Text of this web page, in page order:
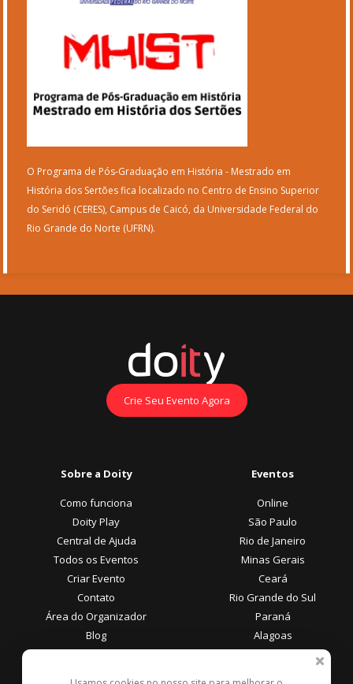
O Programa de Pós-Graduação em História - Mestrado em
História dos Sertões fica localizado no Centro de Ensino Superior
do Seridó (CERES), Campus de Caicó, da Universidade Federal do
Rio Grande do Norte (UFRN).
Crie Seu Evento Agora
Sobre a Doity
Como funciona
Doity Play
Central de Ajuda
Todos os Eventos
Criar Evento
Contato
Área do Organizador
Blog
Eventos
Online
São Paulo
Rio de Janeiro
Minas Gerais
Ceará
Rio Grande do Sul
Paraná
Alagoas
Área do Participante Formas de Pagamento